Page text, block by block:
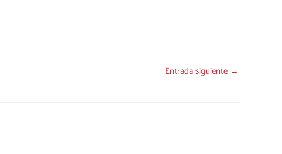
Entrada siguiente →